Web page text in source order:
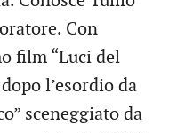
Con
film “Luci del
l’esordio da
sceneggiato da